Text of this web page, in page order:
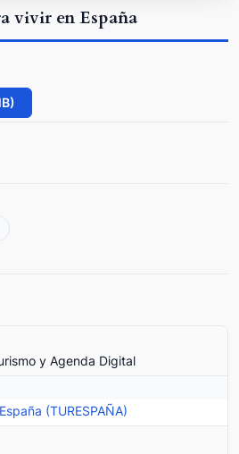
vivir en España
y Agenda Digital
(TURESPAÑA)